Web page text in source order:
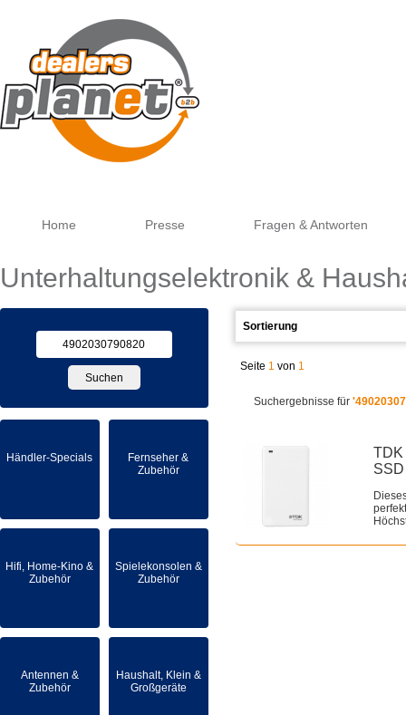
Home Presse Fragen & Antworten
Unterhaltungselektronik &
Seite 1 von 1
Suchergebnisse für
TDK
Händler-Specials
Fernseher &
Zubehör
Hifi, Home-Kino &
Zubehör
Spielekonsolen &
Zubehör
Antennen &
Zubehör
Haushalt, Klein &
Großgeräte